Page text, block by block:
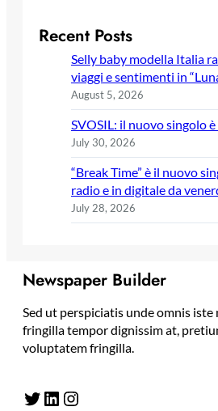
Recent Posts
Selly baby modella Italia
viaggi e sentimenti in
August 5, 2026
SVOSIL: il nuovo singolo è
July 30, 2026
“Break Time” è il nuovo
radio e in digitale da
July 28, 2026
Newspaper Builder
Sed ut perspiciatis unde omnis
fringilla tempor dignissim at,
voluptatem fringilla.
Twitter LinkedIn Instagram